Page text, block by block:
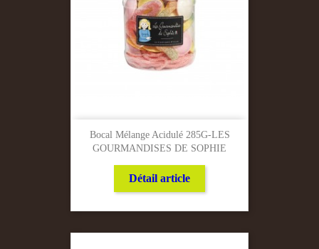
Bocal Mélange Acidulé 285G-LES
GOURMANDISES DE SOPHIE
Détail article